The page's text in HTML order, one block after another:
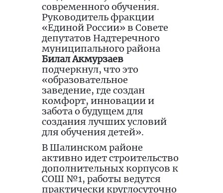
современного обучения.
Руководитель фракции
«Единой России» в Совете
депутатов Надтеречного
муниципального района
Билал Акмурзаев
подчеркнул, что это
«образовательное
заведение, где создан
комфорт, инновации и
забота о будущем для
создания лучших условий
для обучения детей».
В Шалинском районе
активно идет строительство
дополнительных корпусов к
СОШ №1, работы ведутся
практически круглосуточно